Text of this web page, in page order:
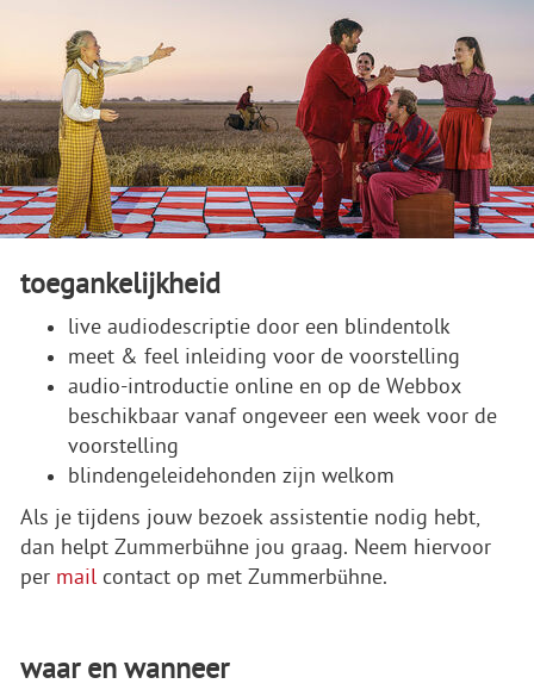
toegankelijkheid
live audiodescriptie door een blindentolk
meet & feel inleiding voor de voorstelling
audio-introductie online en op de Webbox
beschikbaar vanaf ongeveer een week voor de
voorstelling
blindengeleidehonden zijn welkom
Als je tijdens jouw bezoek assistentie nodig hebt,
dan helpt Zummerbühne jou graag. Neem hiervoor
per mail contact op met Zummerbühne.
waar en wanneer